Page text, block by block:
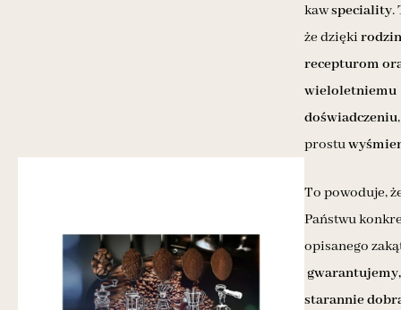
kawspeciality.
że dzięki
recepturom
wieloletniemu
doświadczeniu
prostu
To powoduje,
Państwu
opisanego
starannie